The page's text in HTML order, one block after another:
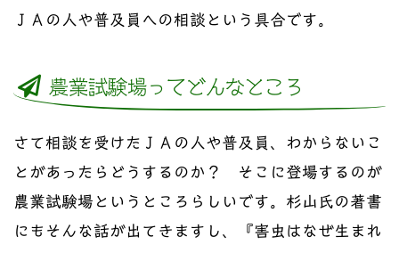
ＪＡの人や普及員への相談という具合です。
農業試験場ってどんなところ
さて相談を受けたＪＡの人や普及員、わからないこ
とがあったらどうするのか？ そこに登場するのが
農業試験場というところらしいです。杉山氏の著書
にもそんな話が出てきますし、『害虫はなぜ生まれ